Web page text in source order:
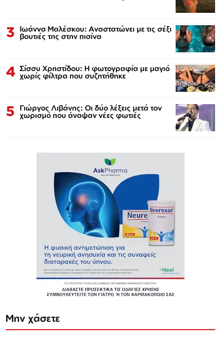
3 Ιωάννα Μαλέσκου: Αναστατώνει με τις σέξι
βουτιές της στην πισίνα
4 Σίσσυ Χρηστίδου: Η φωτογραφία με μαγιό
χωρίς φίλτρα που συζητήθηκε
5 Γιώργος Λιβάνης: Οι δύο λέξεις μετά τον
χωρισμό που άναψαν νέες φωτιές
Μην χάσετε